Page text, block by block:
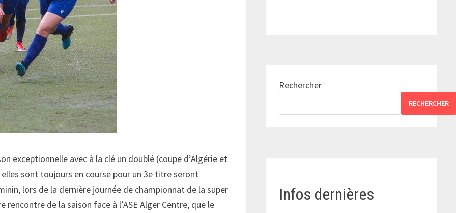
exceptionnelle avec à la clé un doublé (coupe d’Algérie et
sont toujours en course pour un 3e titre seront
lors de la dernière journée de championnat de la super
rencontre de la saison face à l’ASE Alger Centre, que le
Rechercher
RECHERCHER
Infos dernières